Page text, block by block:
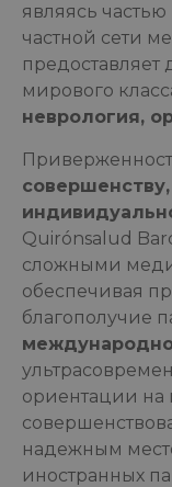
являясь
частной сети
предоставляет
мирового
неврология,
Quirónsalud
сложными
обеспечивая
благополучие
ориентации на
надежным
иностранных